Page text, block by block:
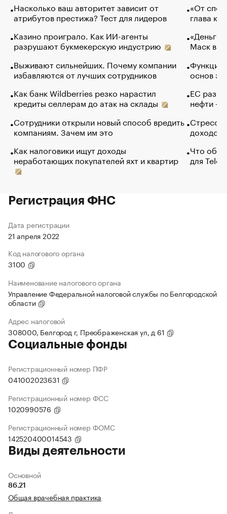
Насколько ваш авторитет зависит от
атрибутов престижа? Тест для лидеров
Казино проиграло. Как ИИ-агенты
разрушают букмекерскую индустрию
Выживают сильнейших. Почему компании
избавляются от лучших сотрудников
Как банк Wildberries резко нарастил
кредиты селлерам до атак на склады
Сотрудники открыли новый способ вредить
компаниям. Зачем им это
Как налоговики ищут доходы
неработающих покупателей яхт и квартир
«От
глава
«Деньги
Маск в
Функции
основ
ЕС
нефти —
Стресс
доходов
Что
для
Регистрация ФНС
Дата регистрации
21 апреля 2022
Код налогового органа
3100
Наименование налогового органа
Управление Федеральной налоговой службы по Белгородской
области
Адрес налоговой
308000, Белгород г, Преображенская ул, д 61
Социальные фонды
Регистрационный номер ПФР
041002023631
Регистрационный номер ФСС
1020990576
Регистрационный номер ФОМС
142520400014543
Виды деятельности
Основной
86.21
Общая врачебная практика